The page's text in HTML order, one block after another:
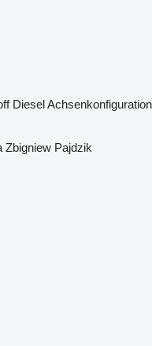
DieselAchsenkonfiguration
Zbigniew Pajdzik